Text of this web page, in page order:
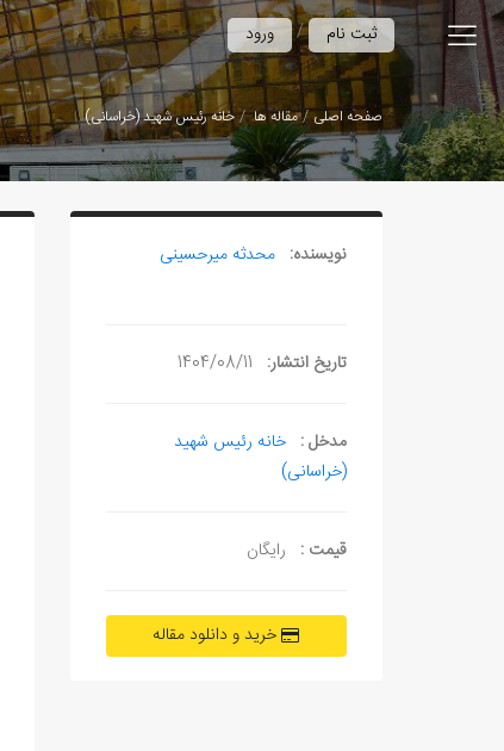
ورود / ثبت نام
صفحه اصلی مقاله ها خانه رئیس شهید (خراسانی)
نویسنده: محدثه میرحسینی
تاریخ انتشار: 1404/08/11
مدخل : خانه رئیس شهید
(خراسانی)
قیمت : رایگان
خرید و دانلود مقاله